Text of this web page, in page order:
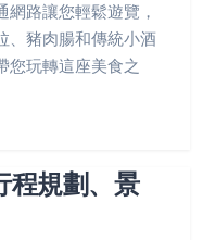
路讓您輕鬆遊覽，
、豬肉腸和傳統小酒
您玩轉這座美食之
程規劃、景